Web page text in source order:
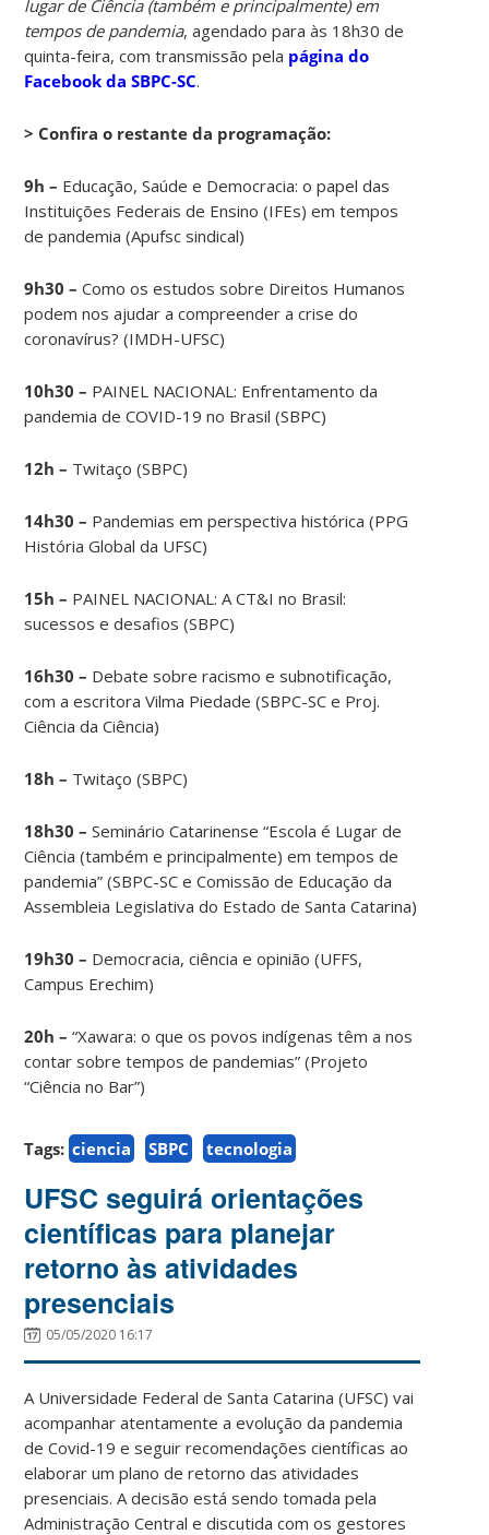
lugar de Ciência (também e principalmente) em
tempos de pandemia, agendado para às 18h30 de
quinta-feira, com transmissão pela página do
Facebook da SBPC-SC.
> Confira o restante da programação:
9h – Educação, Saúde e Democracia: o papel das
Instituições Federais de Ensino (IFEs) em tempos
de pandemia (Apufsc sindical)
9h30 – Como os estudos sobre Direitos Humanos
podem nos ajudar a compreender a crise do
coronavírus? (IMDH-UFSC)
10h30 – PAINEL NACIONAL: Enfrentamento da
pandemia de COVID-19 no Brasil (SBPC)
12h – Twitaço (SBPC)
14h30 – Pandemias em perspectiva histórica (PPG
História Global da UFSC)
15h – PAINEL NACIONAL: A CT&I no Brasil:
sucessos e desafios (SBPC)
16h30 – Debate sobre racismo e subnotificação,
com a escritora Vilma Piedade (SBPC-SC e Proj.
Ciência da Ciência)
18h – Twitaço (SBPC)
18h30 – Seminário Catarinense “Escola é Lugar de
Ciência (também e principalmente) em tempos de
pandemia” (SBPC-SC e Comissão de Educação da
Assembleia Legislativa do Estado de Santa Catarina)
19h30 – Democracia, ciência e opinião (UFFS,
Campus Erechim)
20h – “Xawara: o que os povos indígenas têm a nos
contar sobre tempos de pandemias” (Projeto
“Ciência no Bar”)
Tags: ciencia SBPC tecnologia
UFSC seguirá orientações
científicas para planejar
retorno às atividades
presenciais
05/05/2020 16:17
A Universidade Federal de Santa Catarina (UFSC) vai
acompanhar atentamente a evolução da pandemia
de Covid-19 e seguir recomendações científicas ao
elaborar um plano de retorno das atividades
presenciais. A decisão está sendo tomada pela
Administração Central e discutida com os gestores